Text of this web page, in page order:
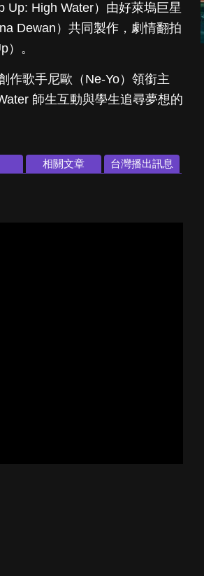
Up: High Water）由好萊塢巨星
Dewan）共同製作，劇情翻拍
。
作歌手尼歐（Ne-Yo）領銜主
師生互動與學生追尋夢想的
相關文章 台灣播出訊息